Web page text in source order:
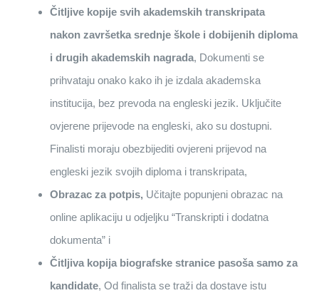
Čitljive kopije svih akademskih transkripata
nakon završetka srednje škole i dobijenih diploma
i drugih akademskih nagrada, Dokumenti se
prihvataju onako kako ih je izdala akademska
institucija, bez prevoda na engleski jezik. Uključite
ovjerene prijevode na engleski, ako su dostupni.
Finalisti moraju obezbijediti ovjereni prijevod na
engleski jezik svojih diploma i transkripata,
Obrazac za potpis, Učitajte popunjeni obrazac na
online aplikaciju u odjeljku “Transkripti i dodatna
dokumenta” i
Čitljiva kopija biografske stranice pasoša samo za
kandidate, Od finalista se traži da dostave istu